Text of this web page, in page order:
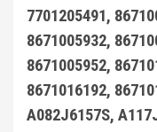
7701205491,
8671005932,
8671005952,
8671016192,
A082J6157S,